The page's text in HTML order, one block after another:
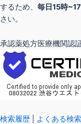
するため、 毎日15時
さい。
承認薬処方医療機関認
検索履歴 よくある検索